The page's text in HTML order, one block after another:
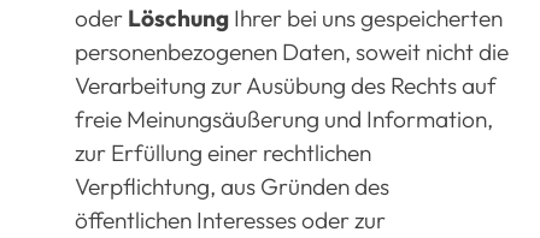
oder Löschung Ihrer bei uns gespeicherten
personenbezogenen Daten, soweit nicht die
Verarbeitung zur Ausübung des Rechts auf
freie Meinungsäußerung und Information,
zur Erfüllung einer rechtlichen
Verpflichtung, aus Gründen des
öffentlichen Interesses oder zur